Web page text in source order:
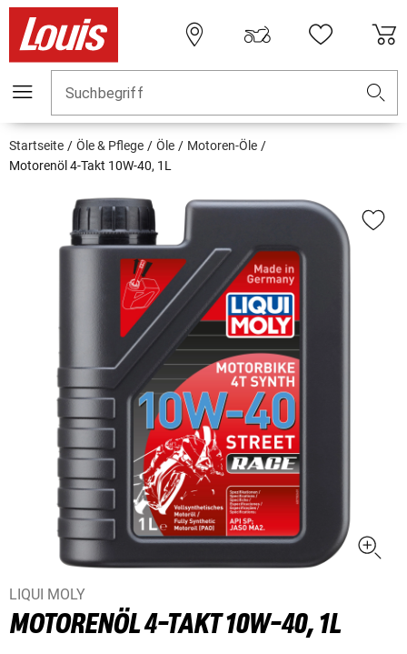
Suchbegriff
Startseite Öle & Pflege Öle
Motoren-Öle
Motorenöl 4-Takt 10W-40, 1L
LIQUI MOLY
MOTORENÖL 4-TAKT 10W-40, 1L